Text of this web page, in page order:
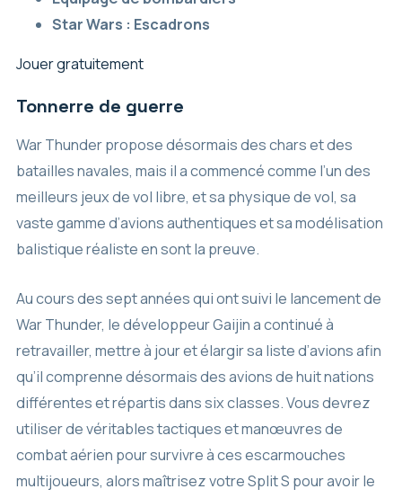
Star Wars : Escadrons
Jouer gratuitement
Tonnerre de guerre
War Thunder propose désormais des chars et des
batailles navales, mais il a commencé comme l’un des
meilleurs jeux de vol libre, et sa physique de vol, sa
vaste gamme d’avions authentiques et sa modélisation
balistique réaliste en sont la preuve.
Au cours des sept années qui ont suivi le lancement de
War Thunder, le développeur Gaijin a continué à
retravailler, mettre à jour et élargir sa liste d’avions afin
qu’il comprenne désormais des avions de huit nations
différentes et répartis dans six classes. Vous devrez
utiliser de véritables tactiques et manœuvres de
combat aérien pour survivre à ces escarmouches
multijoueurs, alors maîtrisez votre Split S pour avoir le